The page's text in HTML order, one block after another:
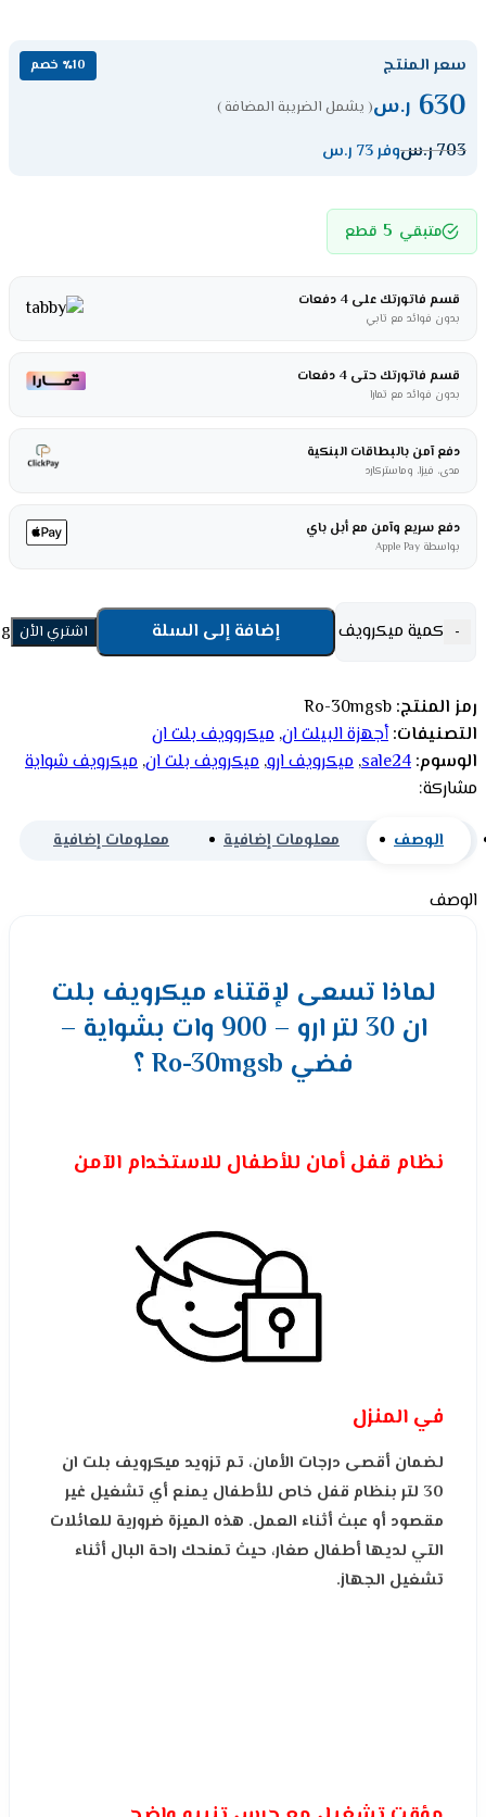
سعر المنتج ٪10 خصم
630 ر.س( يشمل الضريبة المضافة )
703ر.سوفر 73 ر.س
متبقي 5 قطع
قسم فاتورتك على 4 دفعات
بدون فوائد مع تابي
قسم فاتورتك حتى 4 دفعات
بدون فوائد مع تمارا
دفع آمن بالبطاقات البنكية
مدى، فيزا، وماستركارد
دفع سريع وآمن مع أبل باي
بواسطة Apple Pay
- كمية ميكرويف بلت ان 30 لتر ارو – 900 وات بشواية – فضي Ro-30mgsb إضافة إلى السلة اشتري الأن
رمز المنتج: Ro-30mgsb
التصنيفات: أجهزة البيلت ان, ميكروويف بلت ان
الوسوم: sale24
, ميكرويف ارو, ميكرويف بلت ان, ميكرويف شواية
مشاركة:
الوصف معلومات إضافية معلومات إضافية
الوصف
لماذا تسعى لإقتناء ميكرويف بلت
ان 30 لتر ارو – 900 وات بشواية –
فضي Ro-30mgsb ؟
نظام قفل أمان للأطفال للاستخدام الآمن
في المنزل
لضمان أقصى درجات الأمان، تم تزويد ميكرويف بلت ان
30 لتر بنظام قفل خاص للأطفال يمنع أي تشغيل غير
مقصود أو عبث أثناء العمل. هذه الميزة ضرورية للعائلات
التي لديها أطفال صغار، حيث تمنحك راحة البال أثناء
تشغيل الجهاز.